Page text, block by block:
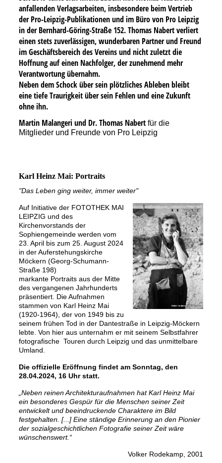
anfallenden Verlagsarbeiten, insbesondere beim Vertrieb
der Pro-Leipzig-Publikationen und im Büro von Pro Leipzig
in der Bernhard-Göring-Straße 152. Thomas Nabert verliert
einen stets zuverlässigen, wunderbaren Partner und Freund
im Geschäftsbereich des Vereins und nicht zuletzt die
Hoffnung auf einen Nachfolger, der zunehmend mehr
Verantwortung übernahm.
Neben dem Schock über sein plötzliches Ableben bleibt
eine tiefe Traurigkeit über sein Fehlen und eine Zukunft
ohne ihn.
Martin Malangeri und Dr. Thomas Nabert für die
Mitglieder und Freunde von Pro Leipzig
Karl Heinz Mai: Portraits
"Das Leben ging weiter, immer weiter"
Auf Initiative der FOTOTHEK MAI
LEIPZIG und des
Kirchenvorstands der
Sophiengemeinde werden vom
23. April bis zum 25. August 2024
in der Auferstehungskirche
Möckern (Georg-Schumann-
Straße 198)
markante Portraits aus der Mitte
des vergangenen Jahrhunderts
präsentiert. Die Aufnahmen
stammen von Karl Heinz Mai
(1920-1964), der von 1949 bis zu
seinem frühen Tod in der Dantestraße in Leipzig-Möckern
lebte. Von hier aus unternahm er mit seinem Selbstfahrer
fotografische Touren durch Leipzig und das unmittelbare
Umland.
Die offizielle Eröffnung findet am Sonntag, den
28.04.2024, 16 Uhr statt.
„Neben reinen Architekturaufnahmen hat Karl Heinz Mai
ein besonderes Gespür für die Menschen seiner Zeit
entwickelt und beeindruckende Charaktere im Bild
festgehalten. [...] Eine ständige Erinnerung an den Pionier
der sozialgeschichtlichen Fotografie seiner Zeit wäre
wünschenswert.“
Volker Rodekamp, 2001